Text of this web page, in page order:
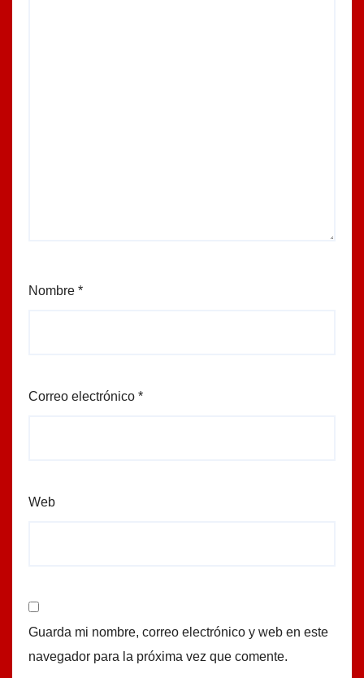
Nombre *
Correo electrónico *
Web
Guarda mi nombre, correo electrónico y web en este
navegador para la próxima vez que comente.